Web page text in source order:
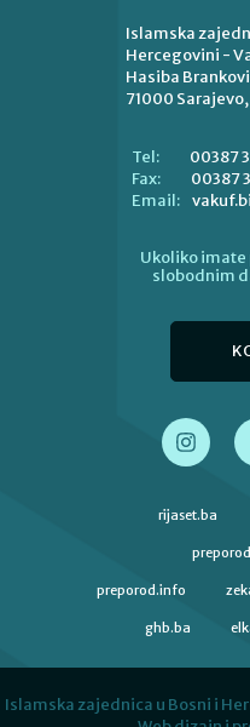
Islamska
Hercegovini -
Hasiba
71000
Tel:
00387
Fax:
00387
Email:
Ukoliko
slobodnim
rijaset.ba
preporod.info
ghb.ba
Islamska zajednica u Bosni i